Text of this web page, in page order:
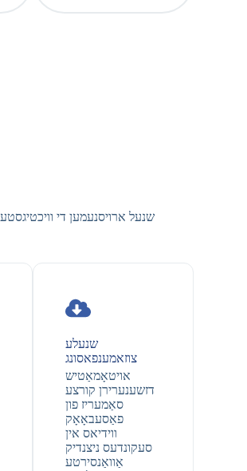
שנעלע
צוזאמענפאסונג
אויטאָמאַטיש
דזשענערירן קורצע
סאַמעריז פון
פאַסעבאָאָק
ווידיאס אין
סעקונדעס ניצנדיק
אַוואַנסירטע